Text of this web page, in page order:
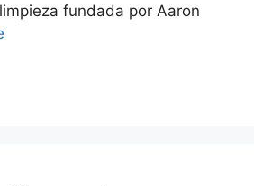
fundada por Aaron